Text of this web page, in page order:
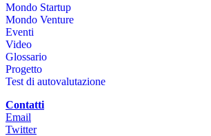
Mondo Startup
Mondo Venture
Eventi
Video
Glossario
Progetto
Test di autovalutazione
Contatti
Email
Twitter